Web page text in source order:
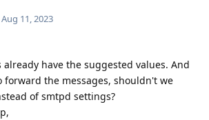
Aug 11, 2023
have the suggested values. And
forward the messages, shouldn't we
of smtpd settings?